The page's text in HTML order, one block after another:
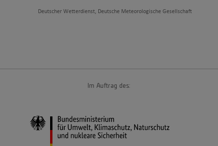
Deutscher Wetterdienst, Deutsche Meteorologische Gesellschaft
Im Auftrag des: